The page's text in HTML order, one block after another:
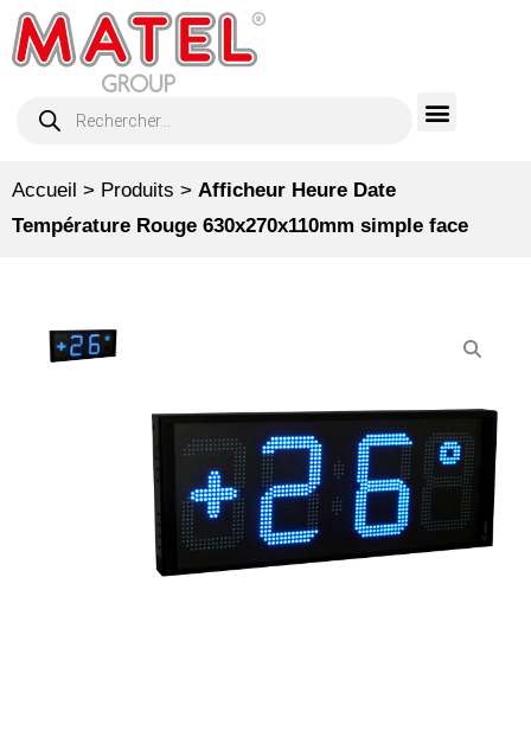
Accueil > Produits > Afficheur Heure Date
Température Rouge 630x270x110mm simple face